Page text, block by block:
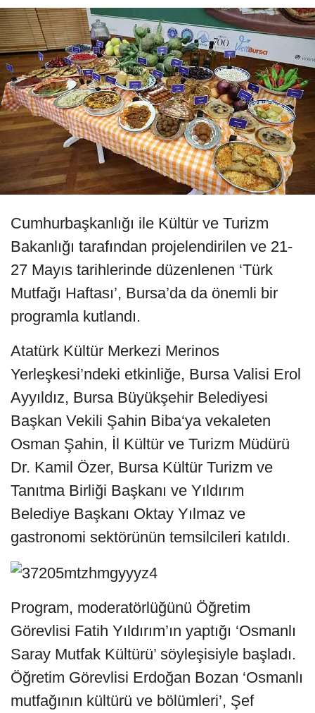
Cumhurbaşkanlığı ile Kültür ve Turizm
Bakanlığı tarafından projelendirilen ve 21-
27 Mayıs tarihlerinde düzenlenen ‘Türk
Mutfağı Haftası’, Bursa’da da önemli bir
programla kutlandı.
Atatürk Kültür Merkezi Merinos
Yerleşkesi’ndeki etkinliğe, Bursa Valisi Erol
Ayyıldız, Bursa Büyükşehir Belediyesi
Başkan Vekili Şahin Biba‘ya vekaleten
Osman Şahin, İl Kültür ve Turizm Müdürü
Dr. Kamil Özer, Bursa Kültür Turizm ve
Tanıtma Birliği Başkanı ve Yıldırım
Belediye Başkanı Oktay Yılmaz ve
gastronomi sektörünün temsilcileri katıldı.
Program, moderatörlüğünü Öğretim
Görevlisi Fatih Yıldırım’ın yaptığı ‘Osmanlı
Saray Mutfak Kültürü’ söyleşisiyle başladı.
Öğretim Görevlisi Erdoğan Bozan ‘Osmanlı
mutfağının kültürü ve bölümleri’, Şef